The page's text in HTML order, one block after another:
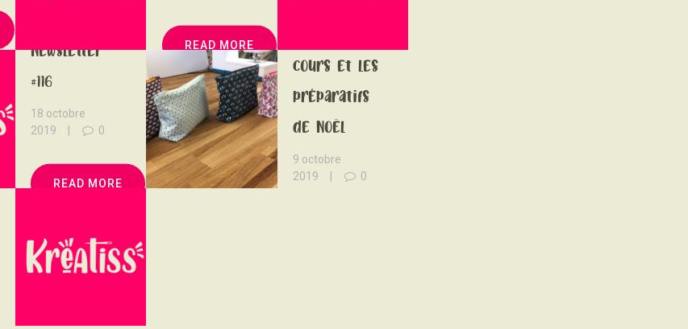
READ MORE
Newsletter
#116
18 octobre
2019
0
READ MORE
cours et les
préparatifs
de Noël
9 octobre
2019
0